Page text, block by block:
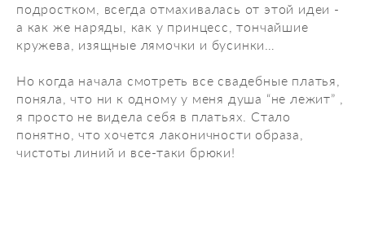
подростком, всегда отмахивалась от этой идеи -
а как же наряды, как у принцесс, тончайшие
кружева, изящные лямочки и бусинки…
Но когда начала смотреть все свадебные платья,
поняла, что ни к одному у меня душа “не лежит” ,
я просто не видела себя в платьях. Стало
понятно, что хочется лаконичности образа,
чистоты линий и все-таки брюки!